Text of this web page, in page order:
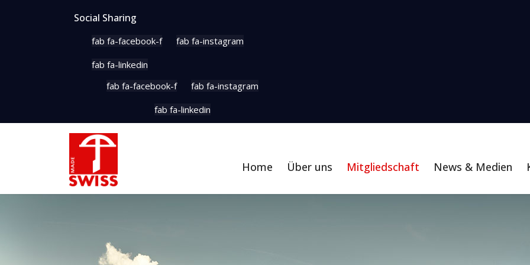
Social Sharing
fab fa-facebook-f
fab fa-instagram
fab fa-linkedin
fab fa-facebook-f
fab fa-instagram
fab fa-linkedin
Home Über uns Mitgliedschaft News & Medien